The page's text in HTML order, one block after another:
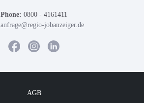
Phone: 0800 - 4161411
anfrage@regio-jobanzeiger.de
AGB